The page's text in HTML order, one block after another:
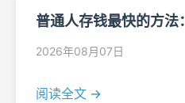
普通人存钱最快的方法
2026年08月07日
阅读全文 →